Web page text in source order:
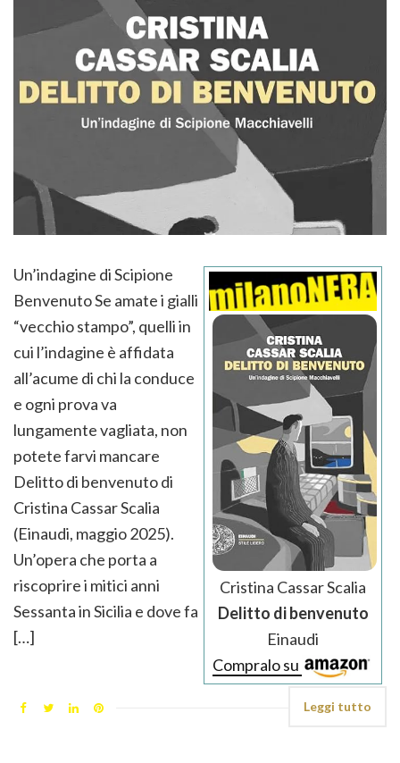
Cristina Cassar Scalia
Delitto di benvenuto
Einaudi
Compralo su
Un’indagine di Scipione
Benvenuto Se amate i gialli
“vecchio stampo”, quelli in
cui l’indagine è affidata
all’acume di chi la conduce
e ogni prova va
lungamente vagliata, non
potete farvi mancare
Delitto di benvenuto di
Cristina Cassar Scalia
(Einaudi, maggio 2025).
Un’opera che porta a
riscoprire i mitici anni
Sessanta in Sicilia e dove fa
[…]
Leggi tutto